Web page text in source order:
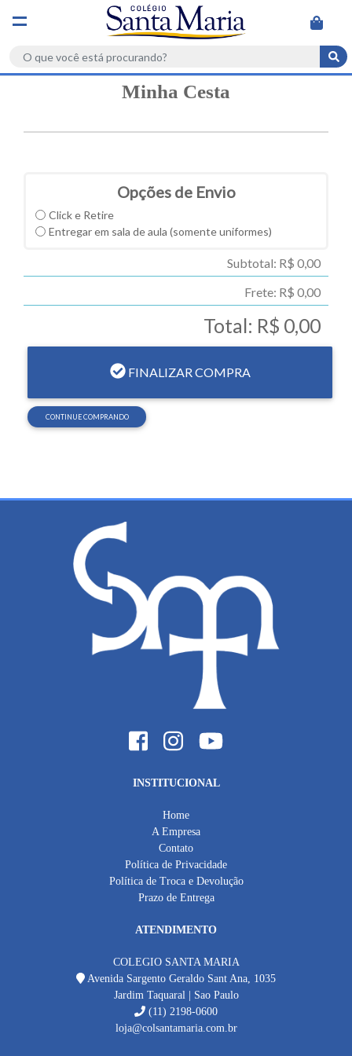
CATEGORIAS
BLUSÕES
CAMISETAS
MEIA
Minha Cesta
Opções de Envio
Click e Retire
Entregar em sala de aula (somente uniformes)
Subtotal: R$ 0,00
Frete: R$ 0,00
Total: R$ 0,00
FINALIZAR COMPRA
CONTINUE COMPRANDO
INSTITUCIONAL
Home
A Empresa
Contato
Política de Privacidade
Política de Troca e Devolução
Prazo de Entrega
ATENDIMENTO
COLEGIO SANTA MARIA
Avenida Sargento Geraldo Sant Ana, 1035
Jardim Taquaral | Sao Paulo
(11) 2198-0600
loja@colsantamaria.com.br